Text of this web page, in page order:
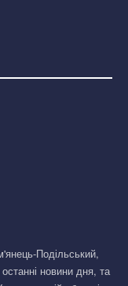
Подільський,
новини дня, та